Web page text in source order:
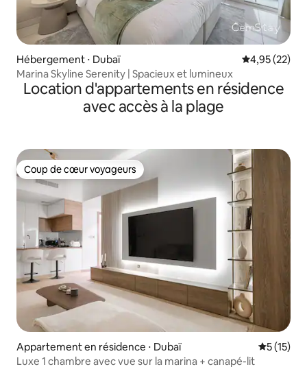
Hébergement ⋅ Dubaï Évaluation
4,95 (22)
Marina Skyline Serenity | Spacieux et lumineux
Location d'appartements en résidence
avec accès à la plage
Coup de cœur voyageurs
Coup de cœur voyageurs
Appartement en résidence ⋅ Dubaï
5 (15)
Luxe 1 chambre avec vue sur la marina + canapé-lit